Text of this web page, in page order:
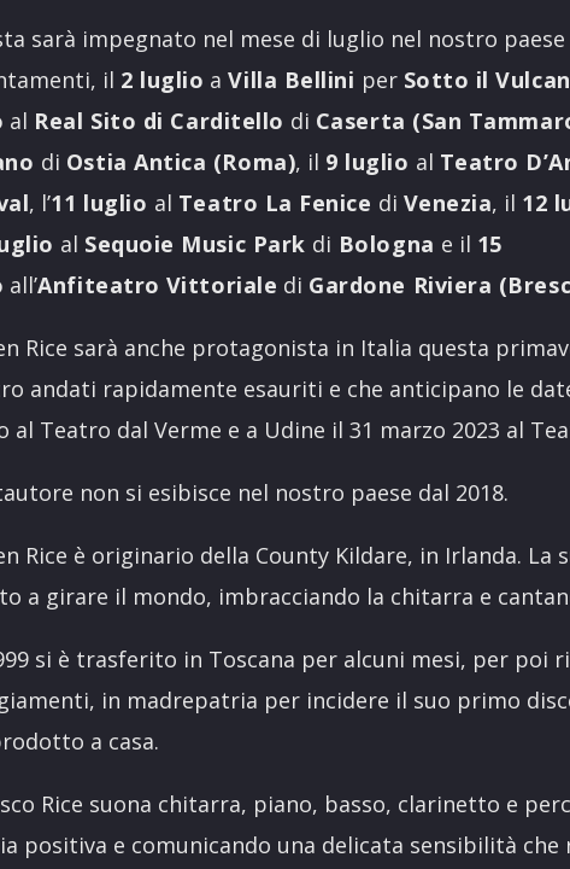
sarà impegnato nel mese di luglio nel nostro
il 2 luglio aVilla Bellini per Sotto il
al Real Sito di Carditello di Caserta (San
di Ostia Antica (Roma), il 9 luglio al Teatro
, l’11 luglio al Teatro La Fenice di Venezia, il 12
al Sequoie Music Park di Bologna e il 15
all’Anfiteatro Vittoriale di Gardone Riviera
Rice sarà anche protagonista in Italia questa
andati rapidamente esauriti e che anticipano le
al Teatro dal Verme e a Udine il 31 marzo 2023 al
non si esibisce nel nostro paese dal 2018.
Rice è originario della County Kildare, in Irlanda. La
a girare il mondo, imbracciando la chitarra e
si è trasferito in Toscana per alcuni mesi, per poi
in madrepatria per incidere il suo primo
a casa.
Rice suona chitarra, piano, basso, clarinetto e
positiva e comunicando una delicata sensibilità